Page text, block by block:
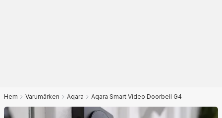
Hem Varumärken Aqara Aqara Smart Video Doorbell G4